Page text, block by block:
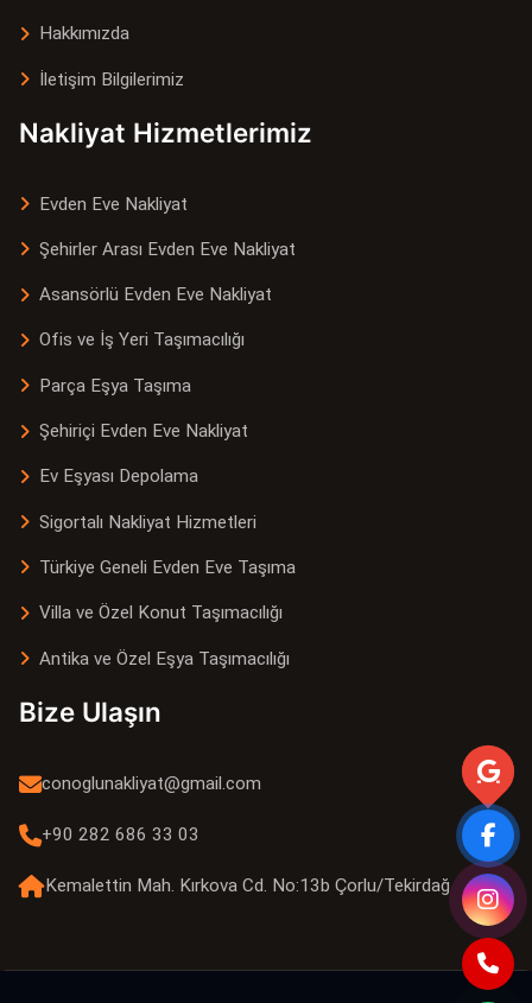
Hakkımızda
İletişim Bilgilerimiz
Nakliyat Hizmetlerimiz
Evden Eve Nakliyat
Şehirler Arası Evden Eve Nakliyat
Asansörlü Evden Eve Nakliyat
Ofis ve İş Yeri Taşımacılığı
Parça Eşya Taşıma
Şehiriçi Evden Eve Nakliyat
Ev Eşyası Depolama
Sigortalı Nakliyat Hizmetleri
Türkiye Geneli Evden Eve Taşıma
Villa ve Özel Konut Taşımacılığı
Antika ve Özel Eşya Taşımacılığı
Bize Ulaşın
conoglunakliyat@gmail.com
+90 282 686 33 03
Kemalettin Mah. Kırkova Cd. No:13b Çorlu/Tekirdağ